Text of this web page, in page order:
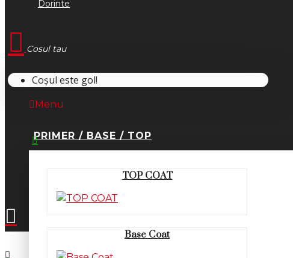
Dorinte
Cosul tau
Coșul este gol!
Menu
PRIMER / BASE / TOP
TOP COAT
Base Coat
0745.677.518
office@fsm-romania.ro